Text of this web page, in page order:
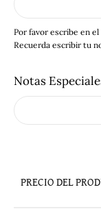
Por favor escribe en
Recuerda escribir tu
Notas
PRECIO DEL